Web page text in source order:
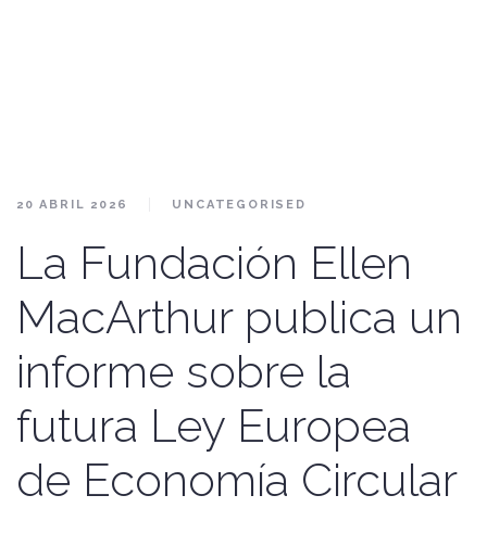
20 ABRIL 2026 UNCATEGORISED
La Fundación Ellen
MacArthur publica un
informe sobre la
futura Ley Europea
de Economía Circular